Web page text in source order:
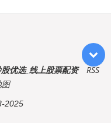
优选_线上股票配资
RSS
2025